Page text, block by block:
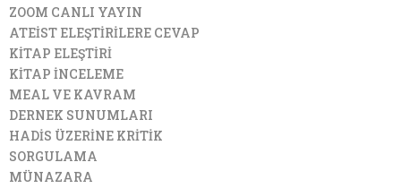
ZOOM CANLI YAYIN
ATEİST ELEŞTİRİLERE CEVAP
KİTAP ELEŞTİRİ
KİTAP İNCELEME
MEAL VE KAVRAM
DERNEK SUNUMLARI
HADİS ÜZERİNE KRİTİK
SORGULAMA
MÜNAZARA